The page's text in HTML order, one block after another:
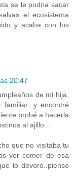
se le podria sacar
el ecosistema
y acaba con los
20:47
de mi hija,
encontré
probé a hacerla
al ajillo...
que no visitaba tu
ver comer de esa
lo devoró..pienso